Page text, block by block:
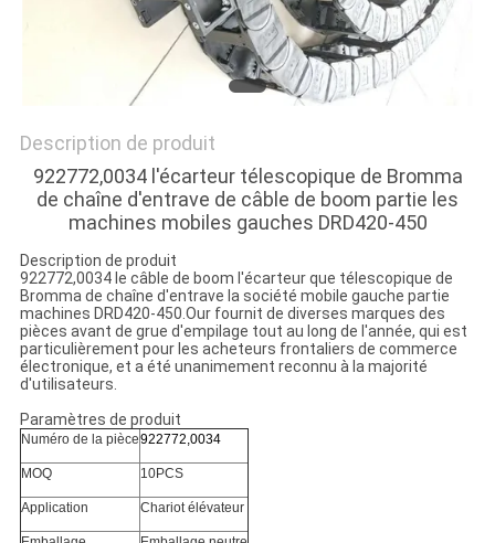
Description de produit
922772,0034 l'écarteur télescopique de Bromma
de chaîne d'entrave de câble de boom partie les
machines mobiles gauches DRD420-450
Description de produit
922772,0034 le câble de boom l'écarteur que télescopique de
Bromma de chaîne d'entrave la société mobile gauche partie
machines DRD420-450.Our fournit de diverses marques des
pièces avant de grue d'empilage tout au long de l'année, qui est
particulièrement pour les acheteurs frontaliers de commerce
électronique, et a été unanimement reconnu à la majorité
d'utilisateurs.
Paramètres de produit
Numéro de la pièce922772,0034
MOQ 10PCS
Application Chariot élévateur